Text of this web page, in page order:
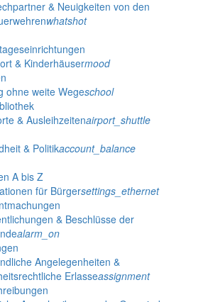
& Neuigkeiten von den
whatshot
& Kinderhäusermood
ohne weite Wegeschool
& Ausleihzeitenairport_shuttle
& Politikaccount_balance
A bis Z
für Bürgersettings_ethernet
& Beschlüsse der
alarm_on
Angelegenheiten &
Erlasseassignment